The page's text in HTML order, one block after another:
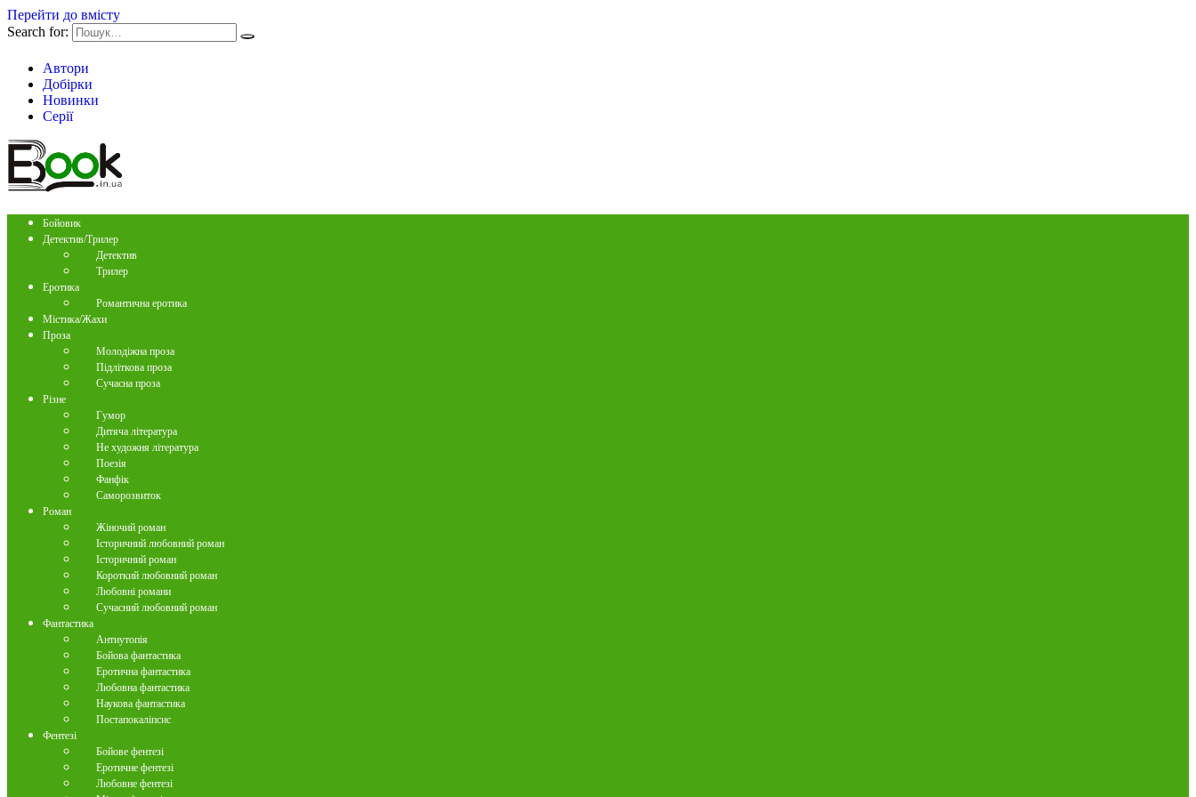
Перейти до вмісту
Search for:
Автори
Добірки
Новинки
Серії
Бойовик
Детектив/Трилер
Детектив
Трилер
Еротика
Романтична еротика
Містика/Жахи
Проза
Молодіжна проза
Підліткова проза
Сучасна проза
Різне
Гумор
Дитяча література
Не художня література
Поезія
Фанфік
Саморозвиток
Роман
Жіночий роман
Історичний любовний роман
Історичний роман
Короткий любовний роман
Любовні романи
Сучасний любовний роман
Фантастика
Антиутопія
Бойова фантастика
Еротична фантастика
Любовна фантастика
Наукова фантастика
Постапокаліпсис
Фентезі
Бойове фентезі
Еротичне фентезі
Любовне фентезі